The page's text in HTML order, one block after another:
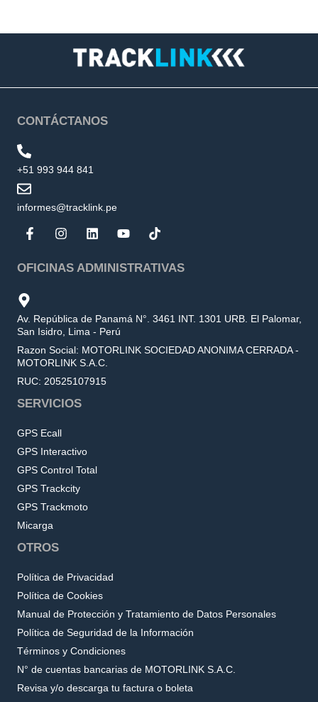
CONTÁCTANOS
+51 993 944 841
informes@tracklink.pe
OFICINAS ADMINISTRATIVAS
Av. República de Panamá N°. 3461 INT. 1301 URB. El Palomar,
San Isidro, Lima - Perú
Razon Social: MOTORLINK SOCIEDAD ANONIMA CERRADA -
MOTORLINK S.A.C.
RUC: 20525107915
SERVICIOS
GPS Ecall
GPS Interactivo
GPS Control Total
GPS Trackcity
GPS Trackmoto
Micarga
OTROS
Política de Privacidad
Política de Cookies
Manual de Protección y Tratamiento de Datos Personales
Política de Seguridad de la Información
Términos y Condiciones
N° de cuentas bancarias de MOTORLINK S.A.C.
Revisa y/o descarga tu factura o boleta